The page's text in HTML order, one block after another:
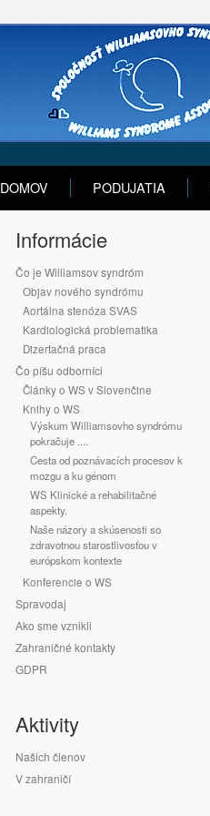
DOMOV PODUJATIA
Informácie
Čo je Williamsov syndróm
Objav nového syndrómu
Aortálna stenóza SVAS
Kardiologická problematika
Dizertačná praca
Čo píšu odborníci
Články o WS v Slovenčine
Knihy o WS
Výskum Williamsovho syndrómu
pokračuje ....
Cesta od poznávacích procesov k
mozgu a ku génom
WS Klinické a rehabilitačné
aspekty.
Naše názory a skúsenosti so
zdravotnou starostlivosťou v
európskom kontexte
Konferencie o WS
Spravodaj
Ako sme vznikli
Zahraničné kontakty
GDPR
Aktivity
Našich členov
V zahraničí